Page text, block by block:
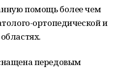
помощь более чем
ортопедической и
передовым